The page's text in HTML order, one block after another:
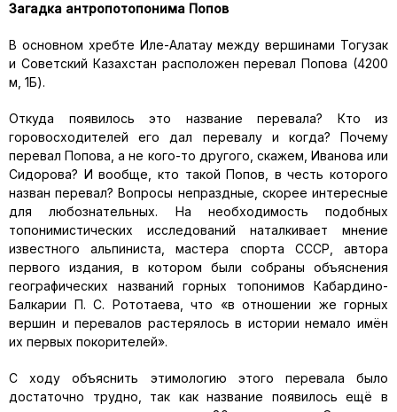
Загадка антропотопонима Попов
В основном хребте Иле-Алатау между вершинами Тогузак
и Советский Казахстан расположен перевал Попова (4200
м, 1Б).
Откуда появилось это название перевала? Кто из
горовосходителей его дал перевалу и когда? Почему
перевал Попова, а не кого-то другого, скажем, Иванова или
Сидорова? И вообще, кто такой Попов, в честь которого
назван перевал? Вопросы непраздные, скорее интересные
для любознательных. На необходимость подобных
топонимистических исследований наталкивает мнение
известного альпиниста, мастера спорта СССР, автора
первого издания, в котором были собраны объяснения
географических названий горных топонимов Кабардино-
Балкарии П. С. Рототаева, что «в отношении же горных
вершин и перевалов растерялось в истории немало имён
их первых покорителей».
С ходу объяснить этимологию этого перевала было
достаточно трудно, так как название появилось ещё в